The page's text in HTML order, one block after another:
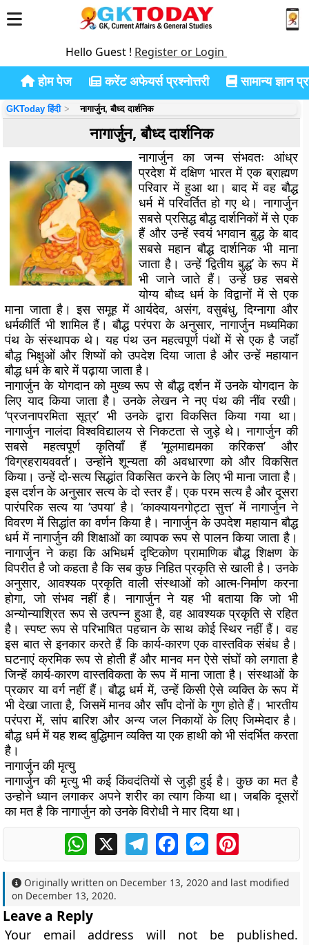
Hello Guest ! Register or Login
होम पेज करेंट अफेयर्स प्रश्नोत्तरी सामान्य ज्ञान
GKToday हिंदी नागार्जुन, बौध्द दार्शनिक
नागार्जुन, बौध्द दार्शनिक
नागार्जुन का जन्म संभवतः आंध्र
प्रदेश में दक्षिण भारत में एक ब्राह्मण
परिवार में हुआ था। बाद में वह बौद्ध
धर्म में परिवर्तित हो गए थे। नागार्जुन
सबसे प्रसिद्ध बौद्ध दार्शनिकों में से एक
हैं और उन्हें स्वयं भगवान बुद्ध के बाद
सबसे महान बौद्ध दार्शनिक भी माना
जाता है। उन्हें ‘द्वितीय बुद्ध’ के रूप में
भी जाने जाते हैं। उन्हें छह सबसे
योग्य बौध्द धर्म के विद्वानों में से एक
माना जाता है। इस समूह में आर्यदेव, असंग, वसुबंधु, दिग्नागा और
धर्मकीर्ति भी शामिल हैं। बौद्ध परंपरा के अनुसार, नागार्जुन मध्यमिका
पंथ के संस्थापक थे। यह पंथ उन महत्वपूर्ण पंथों में से एक है जहाँ
बौद्ध भिक्षुओं और शिष्यों को उपदेश दिया जाता है और उन्हें महायान
बौद्ध धर्म के बारे में पढ़ाया जाता है।
नागार्जुन के योगदान को मुख्य रूप से बौद्ध दर्शन में उनके योगदान के
लिए याद किया जाता है। उनके लेखन ने नए पंथ की नींव रखी।
‘प्रजनापरमिता सूत्र’ भी उनके द्वारा विकसित किया गया था।
नागार्जुन नालंदा विश्वविद्यालय से निकटता से जुड़े थे। नागार्जुन की
सबसे महत्वपूर्ण कृतियाँ हैं ‘मूलमाद्यमका करिकस’ और
‘विग्रहरायववर्त’। उन्होंने शून्यता की अवधारणा को और विकसित
किया। उन्हें दो-सत्य सिद्धांत विकसित करने के लिए भी माना जाता है।
इस दर्शन के अनुसार सत्य के दो स्तर हैं। एक परम सत्य है और दूसरा
पारंपरिक सत्य या ‘उपया’ है। ‘काक्यायनगोट्टा सुत्त’ में नागार्जुन ने
विवरण में सिद्धांत का वर्णन किया है। नागार्जुन के उपदेश महायान बौद्ध
धर्म में नागार्जुन की शिक्षाओं का व्यापक रूप से पालन किया जाता है।
नागार्जुन ने कहा कि अभिधर्म दृष्टिकोण प्रामाणिक बौद्ध शिक्षण के
विपरीत है जो कहता है कि सब कुछ निहित प्रकृति से खाली है। उनके
अनुसार, आवश्यक प्रकृति वाली संस्थाओं को आत्म-निर्माण करना
होगा, जो संभव नहीं है। नागार्जुन ने यह भी बताया कि जो भी
अन्योन्याश्रित रूप से उत्पन्न हुआ है, वह आवश्यक प्रकृति से रहित
है। स्पष्ट रूप से परिभाषित पहचान के साथ कोई स्थिर नहीं हैं। वह
इस बात से इनकार करते हैं कि कार्य-कारण एक वास्तविक संबंध है।
घटनाएं क्रमिक रूप से होती हैं और मानव मन ऐसे संघों को लगाता है
जिन्हें कार्य-कारण वास्तविकता के रूप में माना जाता है। संस्थाओं के
प्रकार या वर्ग नहीं हैं। बौद्ध धर्म में, उन्हें किसी ऐसे व्यक्ति के रूप में
भी देखा जाता है, जिसमें मानव और साँप दोनों के गुण होते हैं। भारतीय
परंपरा में, सांप बारिश और अन्य जल निकायों के लिए जिम्मेदार है।
बौद्ध धर्म में यह शब्द बुद्धिमान व्यक्ति या एक हाथी को भी संदर्भित करता
है।
नागार्जुन की मृत्यु
नागार्जुन की मृत्यु भी कई किंवदंतियों से जुड़ी हुई है। कुछ का मत है
उन्होने ध्यान लगाकर अपने शरीर का त्याग किया था। जबकि दूसरों
का मत है कि नागार्जुन को उनके विरोधी ने मार दिया था।
WhatsApp
X TelegramFacebookMessengerPinterest
Originally written on December 13, 2020 and last modified
on December 13, 2020.
Leave a Reply
Your email address will not be published.